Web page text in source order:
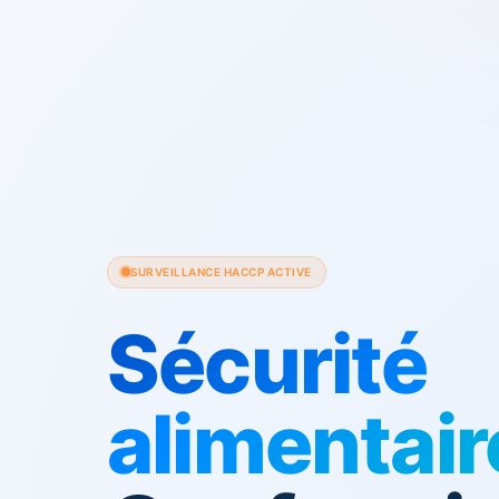
SURVEILLANCE HACCP ACTIVE
Sécurité